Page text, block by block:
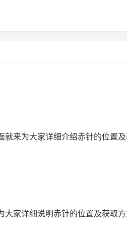
就来为大家详细介绍赤针的位置
家详细说明赤针的位置及获取方